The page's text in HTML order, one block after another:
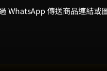
WhatsApp 傳送商品連結或